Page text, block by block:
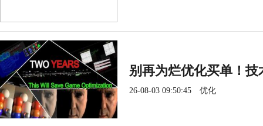
别再为烂优化买单！
26-08-03 09:50:45 优化